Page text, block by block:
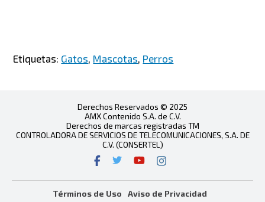
Etiquetas: Gatos, Mascotas, Perros
Derechos Reservados © 2025
AMX Contenido S.A. de C.V.
Derechos de marcas registradas TM
CONTROLADORA DE SERVICIOS DE TELECOMUNICACIONES, S.A. DE
C.V. (CONSERTEL)
Términos de Uso Aviso de Privacidad